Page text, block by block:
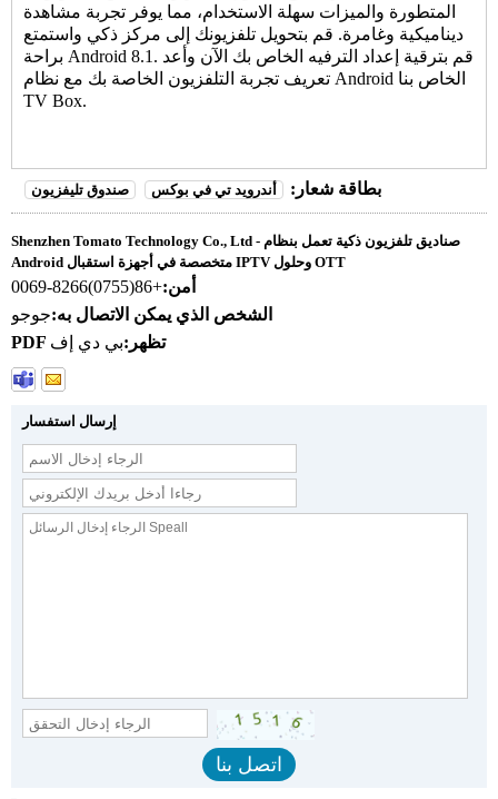
المتطورة والميزات سهلة الاستخدام، مما يوفر تجربة مشاهدة
ديناميكية وغامرة. قم بتحويل تلفزيونك إلى مركز ذكي واستمتع
براحة Android 8.1. قم بترقية إعداد الترفيه الخاص بك الآن وأعد
تعريف تجربة التلفزيون الخاصة بك مع نظام Android الخاص بنا
TV Box.
بطاقة شعار: أندرويد تي في بوكس صندوق تليفزيون
Shenzhen Tomato Technology Co., Ltd - صناديق تلفزيون ذكية تعمل بنظام
Android متخصصة في أجهزة استقبال IPTV وحلول OTT
أمن:+86(0755)8266-0069
الشخص الذي يمكن الاتصال به:جوجو
PDF تظهر:بي دي إف
إرسال استفسار